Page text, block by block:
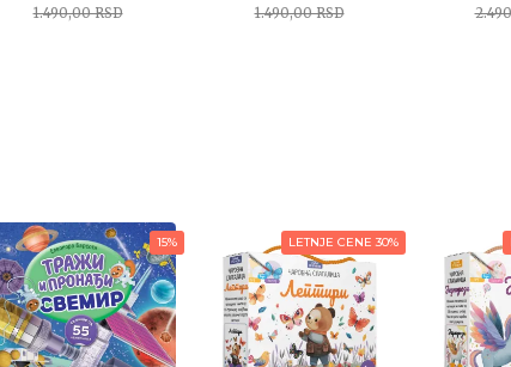
1.490,00 RSD 1.490,00 RSD
15% LETNJE CENE 30%